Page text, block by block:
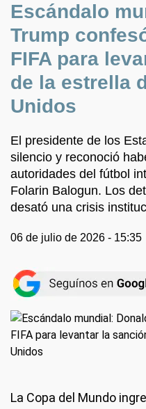
Escándalo
Trump
FIFA para
de la estrella
Unidos
El presidente de los
silencio y reconoció
autoridades del fútbol
Folarin Balogun. Los
desató una crisis
06 de julio de 2026 - 15:35
La Copa del Mundo